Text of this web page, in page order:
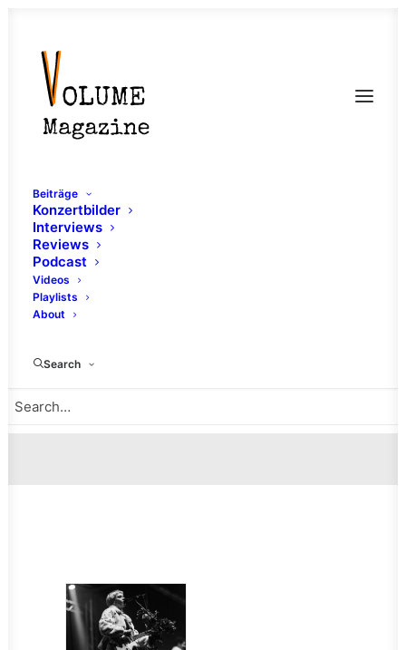
Beiträge
Konzertbilder
Interviews
Reviews
Podcast
Videos
Playlists
About
Search